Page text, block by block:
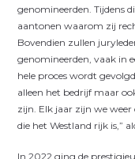
genomineerden. Tijdens
aantonen waarom zij
Bovendien zullen
genomineerden, vaak in
hele proces wordt
alleen het bedrijf maar
zijn. Elk jaar zijn we
die het Westland rijk is,”
In 2022 ging de